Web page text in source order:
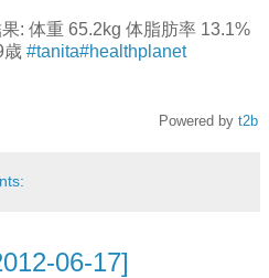
: 体重 65.2kg 体脂肪率 13.1%
歳 #tanita#healthplanet
Powered by t2b
06-17]